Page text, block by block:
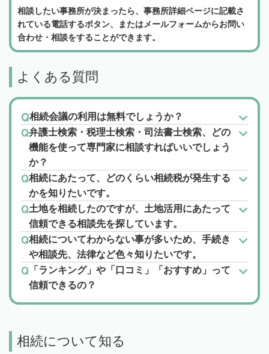
相談したい事務所が決まったら、事務所詳細ページに記載さ
れている電話するボタン、またはメールフォームからお問い
合わせ・相談をすることができます。
よくある質問
相続会議の利用は無料でしょうか？
弁護士検索・税理士検索・司法書士検索、どの
機能を使って専門家に相談すればいいでしょう
か？
相続にあたって、どのくらい相続税が発生する
かを知りたいです。
土地を相続したのですが、土地活用にあたって
信頼できる相談先を探しています。
相続についてわからない事が多いため、手続き
や相談先、法律など色々知りたいです。
「ランキング」や「口コミ」「おすすめ」って
信頼できるの？
相続について知る